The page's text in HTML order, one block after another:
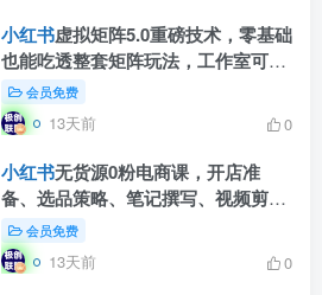
小红书虚拟矩阵5.0重磅技术，零基础
也能吃透整套矩阵玩法，工作室可批
量放大变现
会员免费
13天前 0
小红书无货源0粉电商课，开店准
备、选品策略、笔记撰写、视频剪
辑、数据分析、账号打造、资料文档
(更新26年7月24日)
会员免费
13天前 0